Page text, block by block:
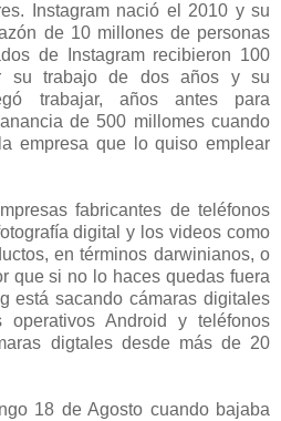
Instagram nació el 2010 y su
de 10 millones de personas
de Instagram recibieron 100
su trabajo de dos años y su
trabajar, años antes para
de 500 millomes cuando
empresa que lo quiso emplear
fabricantes de teléfonos
digital y los videos como
en términos darwinianos, o
que si no lo haces quedas fuera
está sacando cámaras digitales
operativos Android y teléfonos
digtales desde más de 20
18 de Agosto cuando bajaba